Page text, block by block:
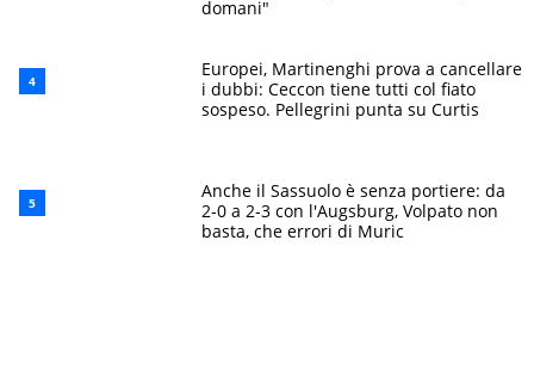
domani"
Europei, Martinenghi prova a cancellare
i dubbi: Ceccon tiene tutti col fiato
sospeso. Pellegrini punta su Curtis
Anche il Sassuolo è senza portiere: da
2-0 a 2-3 con l'Augsburg, Volpato non
basta, che errori di Muric